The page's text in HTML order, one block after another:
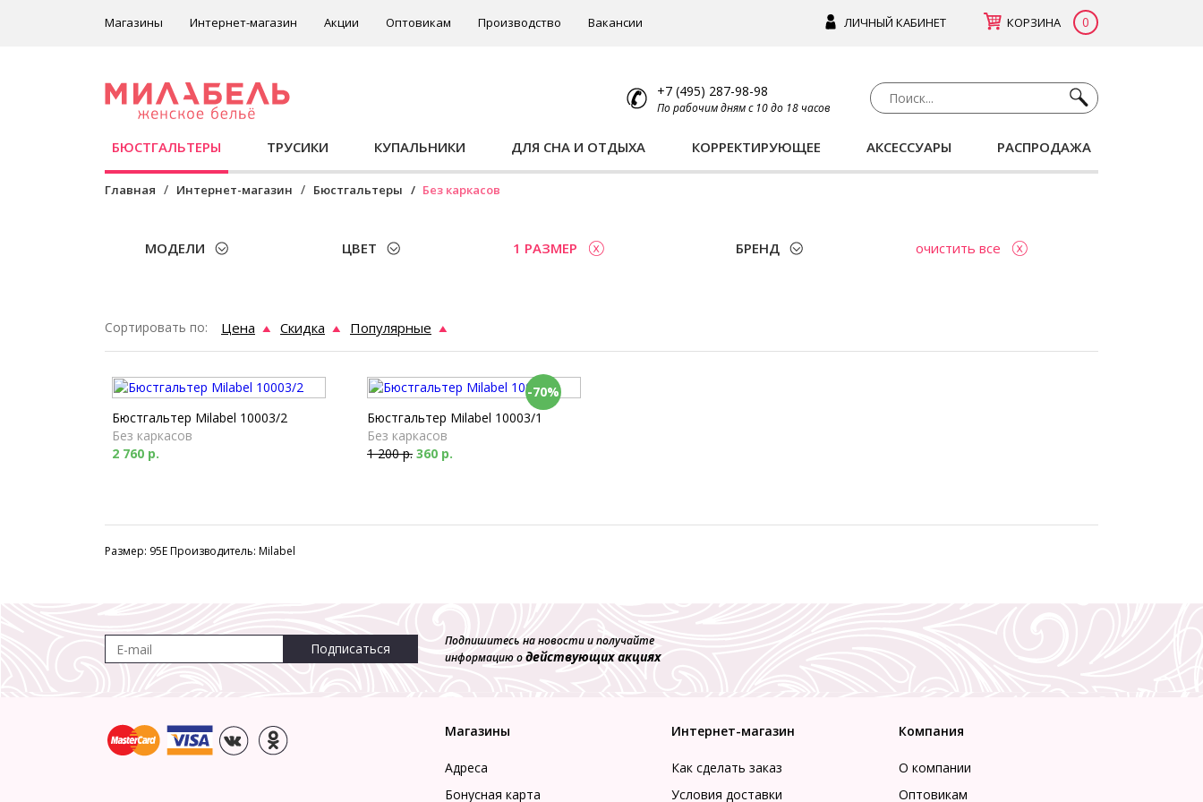
ЛИЧНЫЙ КАБИНЕТ КОРЗИНА 0
Магазины Интернет-магазин Акции Оптовикам Производство Вакансии
+7 (495) 287-98-98
По рабочим дням с 10 до 18 часов
БЮСТГАЛЬТЕРЫ ТРУСИКИ КУПАЛЬНИКИ ДЛЯ СНА И ОТДЫХА КОРРЕКТИРУЮЩЕЕ АКСЕССУАРЫ РАСПРОДАЖА
Главная Интернет-магазин Бюстгальтеры Без каркасов
МОДЕЛИ ЦВЕТ 1 РАЗМЕР БРЕНД очистить все
Сортировать по: Цена Скидка Популярные
Бюстгальтер Milabel 10003/2
Без каркасов
2 760 р.
-70%
Бюстгальтер Milabel 10003/1
Без каркасов
1 200 р. 360 р.
Размер: 95E Производитель: Milabel
Подписаться
Подпишитесь на новости и получайте
информацию одействующих акциях
Магазины
Адреса
Бонусная карта
Интернет-магазин
Как сделать заказ
Условия доставки
Компания
О компании
Оптовикам